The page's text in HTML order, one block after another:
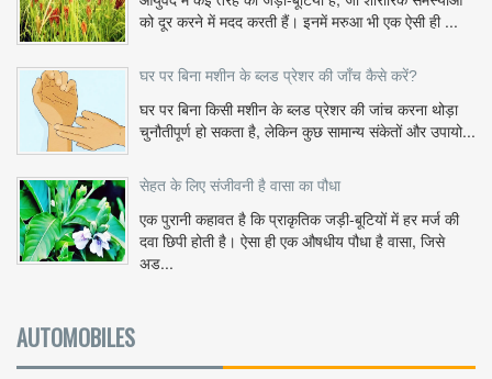
को दूर करने में मदद करती हैं। इनमें मरुआ भी एक ऐसी ही ...
घर पर बिना मशीन के ब्लड प्रेशर की जाँच कैसे करें?
घर पर बिना किसी मशीन के ब्लड प्रेशर की जांच करना थोड़ा
चुनौतीपूर्ण हो सकता है, लेकिन कुछ सामान्य संकेतों और उपायो...
सेहत के लिए संजीवनी है वासा का पौधा
एक पुरानी कहावत है कि प्राकृतिक जड़ी-बूटियों में हर मर्ज की
दवा छिपी होती है। ऐसा ही एक औषधीय पौधा है वासा, जिसे
अड...
AUTOMOBILES